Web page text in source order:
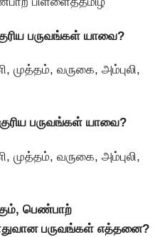
பருவங்கள் யாவை?
முத்தம், வருகை, அம்புலி,
பருவங்கள் யாவை?
முத்தம், வருகை, அம்புலி,
பெண்பாற்
பருவங்கள் எத்தனை?